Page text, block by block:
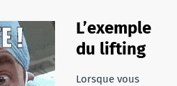
L’exemple
du lifting
Lorsque vous